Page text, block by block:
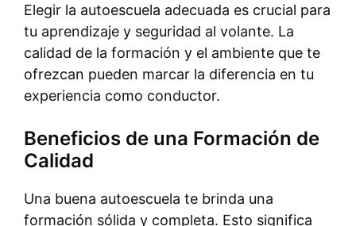
Elegir la autoescuela adecuada es crucial para
tu aprendizaje y seguridad al volante. La
calidad de la formación y el ambiente que te
ofrezcan pueden marcar la diferencia en tu
experiencia como conductor.
Beneficios de una Formación de
Calidad
Una buena autoescuela te brinda una
formación sólida y completa. Esto significa